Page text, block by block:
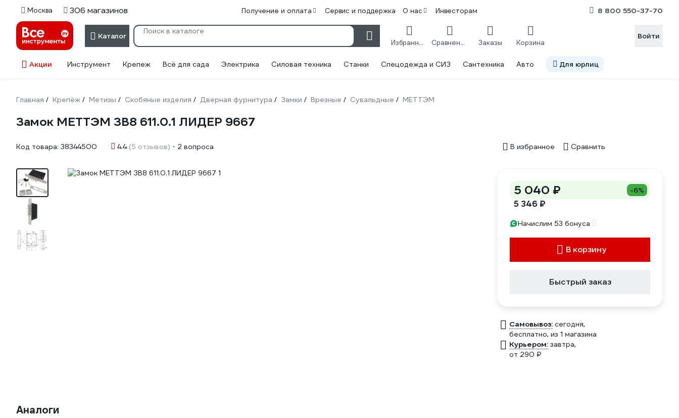
Москва 306 магазинов Получение и оплата Сервис и поддержка О нас Инвесторам 8 800 550-37-70
Каталог
Избранное Сравнение Заказы Корзина
Войти
Акции Инструмент Крепеж Всё для сада Электрика Силовая техника Станки Спецодежда и СИЗ Сантехника Авто Для юрлиц
Главная / Крепёж / Метизы / Скобяные изделия / Дверная фурнитура / Замки / Врезные / Сувальдные / МЕТТЭМ
Замок МЕТТЭМ ЗВ8 611.0.1 ЛИДЕР 9667
Код товара: 38344500 4.4 (5 отзывов) 2 вопроса В избранное Сравнить
5 040 ₽ -6%
5 346 ₽
Начислим 53 бонуса
В корзину
Быстрый заказ
Самовывоз: сегодня,
бесплатно, из 1 магазина
Курьером: завтра,
от 290 ₽
Аналоги